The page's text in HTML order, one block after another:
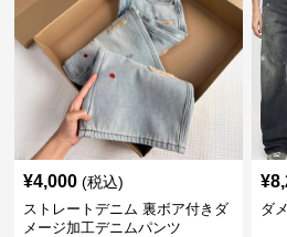
¥4,000 (税込)
ストレートデニム 裏ボア付きダ
メージ加工デニムパンツ
¥
ダ